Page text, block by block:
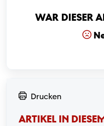
War dieser
Drucken
ARTIKEL IN